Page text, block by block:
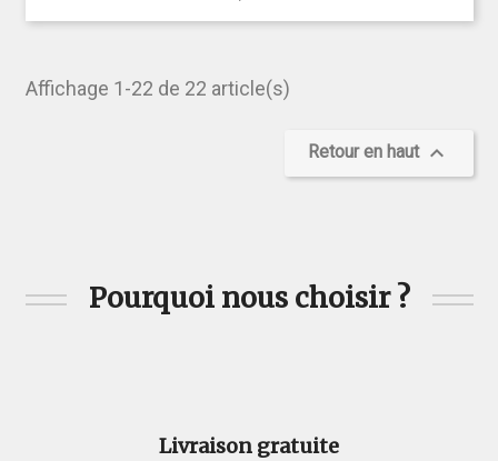
Affichage 1-22 de 22 article(s)
Retour en haut 
Pourquoi nous choisir ?
Livraison gratuite